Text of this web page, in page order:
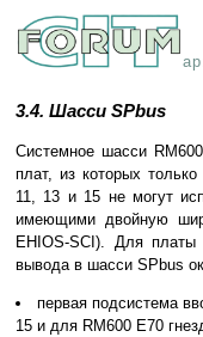
3.4. Шасси SPbus
Системное шасси
плат, из которых
11, 13 и 15 не могут
имеющими двойную
EHIOS-SCI). Для
вывода в шасси SPbus
первая подсистема
15 и для RM600 E70